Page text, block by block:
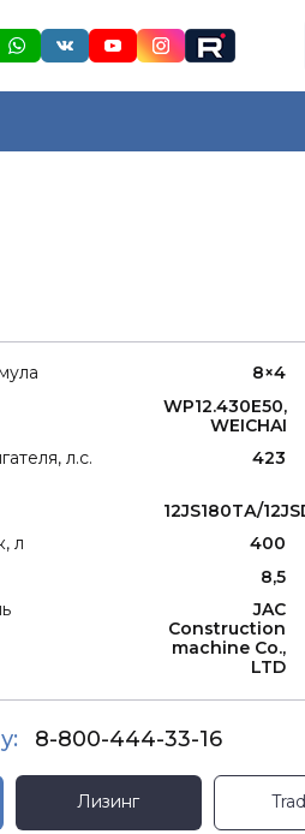
8×4
WP12.430E50,
WEICHAI
л.с.
423
12JS180TА/
л
400
8,5
JAC
Construction
machine Co.,
LTD
8-800-444-33-16
Лизинг